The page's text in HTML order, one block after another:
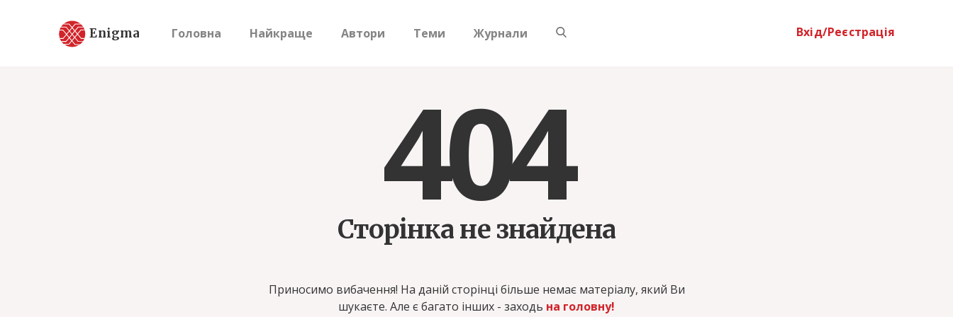
Enigma Головна Найкраще Автори Теми Журнали Вхід/Реєстрація
404
Сторінка не знайдена
Приносимо вибачення! На даній сторінці більше немає матеріалу, який Ви
шукаєте. Але є багато інших - заходь на головну!